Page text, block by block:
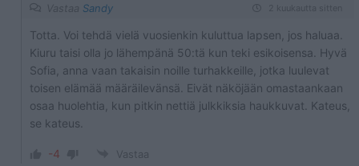
Vastaa Sandy 2 kuukautta sitten
Totta. Voi tehdä vielä vuosienkin kuluttua lapsen, jos haluaa.
Kiuru taisi olla jo lähempänä 50:tä kun teki esikoisensa. Hyvä
Sofia, anna vaan takaisin noille turhakkeille, jotka luulevat
toisen elämää määräilevänsä. Eivät näköjään omastaankaan
osaa huolehtia, kun pitkin nettiä julkkiksia haukkuvat. Kateus,
se kateus.
-4 Vastaa